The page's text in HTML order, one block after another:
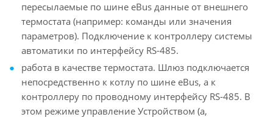
пересылаемые по шине eBus данные от внешнего
термостата (например: команды или значения
параметров). Подключение к контроллеру системы
автоматики по интерфейсу RS-485.
работа в качестве термостата. Шлюз подключается
непосредственно к котлу по шине eBus, а к
контроллеру по проводному интерфейсу RS-485. В
этом режиме управление Устройством (а,